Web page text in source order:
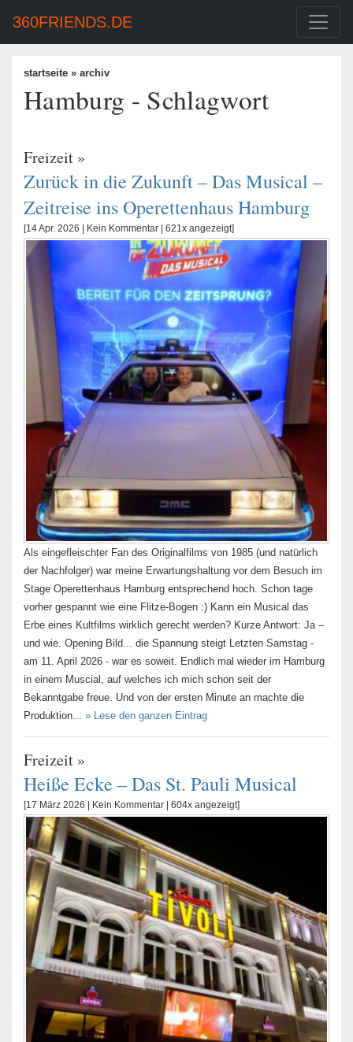
360FRIENDS.DE
startseite » archiv
Hamburg - Schlagwort
Freizeit »
Zurück in die Zukunft – Das Musical –
Zeitreise ins Operettenhaus Hamburg
[14 Apr. 2026 | Kein Kommentar | 621x angezeigt]
Als eingefleischter Fan des Originalfilms von 1985 (und natürlich
der Nachfolger) war meine Erwartungshaltung vor dem Besuch im
Stage Operettenhaus Hamburg entsprechend hoch. Schon tage
vorher gespannt wie eine Flitze-Bogen :) Kann ein Musical das
Erbe eines Kultfilms wirklich gerecht werden? Kurze Antwort: Ja –
und wie. Opening Bild... die Spannung steigt Letzten Samstag -
am 11. April 2026 - war es soweit. Endlich mal wieder im Hamburg
in einem Muscial, auf welches ich mich schon seit der
Bekanntgabe freue. Und von der ersten Minute an machte die
Produktion... » Lese den ganzen Eintrag
Freizeit »
Heiße Ecke – Das St. Pauli Musical
[17 März 2026 | Kein Kommentar | 604x angezeigt]